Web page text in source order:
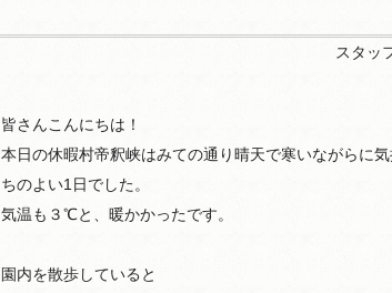
スタッ
皆さんこんにちは！
本日の休暇村帝釈峡はみての通り晴天で寒いながらに
ちのよい1日でした。
気温も３℃と、暖かかったです。
園内を散歩していると